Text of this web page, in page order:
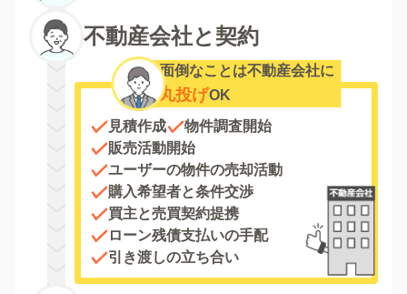
不動産会社と契約
面倒なことは不動産会社に
丸投げOK
見積作成
物件調査開始
販売活動開始
ユーザーの物件の売却活動
購入希望者と条件交渉
買主と売買契約提携
ローン残債支払いの手配
引き渡しの立ち合い